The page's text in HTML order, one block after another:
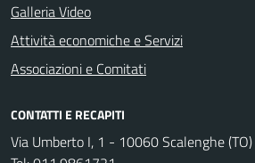
Galleria Video
Attività economiche e Servizi
Associazioni e Comitati
CONTATTI E RECAPITI
Via Umberto I, 1 - 10060 Scalenghe (TO)